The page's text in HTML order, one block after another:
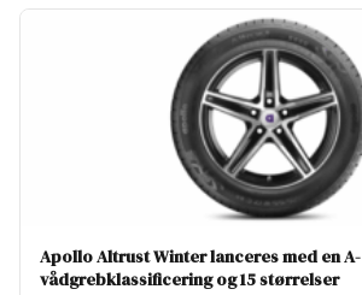
Apollo Altrust Winter lanceres med en A-
vådgrebklassificering og 15 størrelser